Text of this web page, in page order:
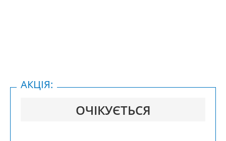
ОЧІКУЄТЬСЯ
АКЦІЯ: